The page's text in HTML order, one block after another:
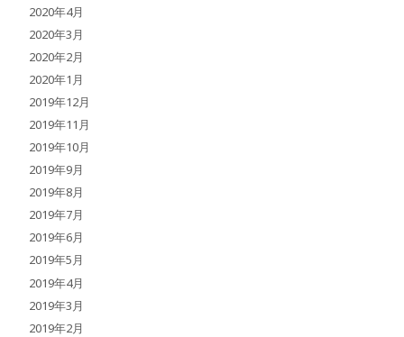
2020年4月
2020年3月
2020年2月
2020年1月
2019年12月
2019年11月
2019年10月
2019年9月
2019年8月
2019年7月
2019年6月
2019年5月
2019年4月
2019年3月
2019年2月